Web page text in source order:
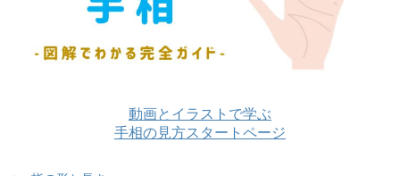
動画とイラストで学ぶ
手相の見方スタートページ